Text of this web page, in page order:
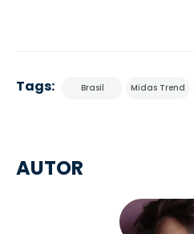
AUTOR
Tags: Brasil Midas Trend